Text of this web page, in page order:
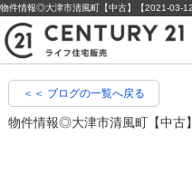
＜＜ ブログの一覧へ戻る
物件情報◎大津市清風町【中古】